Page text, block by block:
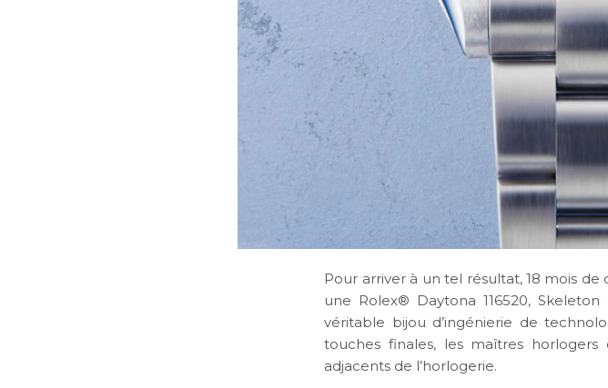
Pour arriver à un tel résultat, 18 mois
une Rolex® Daytona 116520,
véritable bijou d’ingénierie de
touches finales, les maîtres
adjacents de l’horlogerie.